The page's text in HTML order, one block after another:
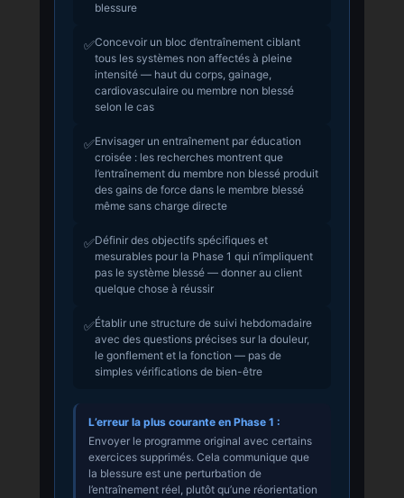
blessure
✅Concevoir un bloc d’entraînement ciblant
tous les systèmes non affectés à pleine
intensité — haut du corps, gainage,
cardiovasculaire ou membre non blessé
selon le cas
✅Envisager un entraînement par éducation
croisée : les recherches montrent que
l’entraînement du membre non blessé produit
des gains de force dans le membre blessé
même sans charge directe
✅Définir des objectifs spécifiques et
mesurables pour la Phase 1 qui n’impliquent
pas le système blessé — donner au client
quelque chose à réussir
✅Établir une structure de suivi hebdomadaire
avec des questions précises sur la douleur,
le gonflement et la fonction — pas de
simples vérifications de bien-être
L’erreur la plus courante en Phase 1 :
Envoyer le programme original avec certains
exercices supprimés. Cela communique que
la blessure est une perturbation de
l’entraînement réel, plutôt qu’une réorientation